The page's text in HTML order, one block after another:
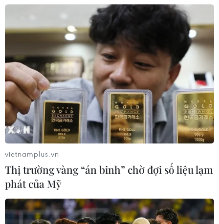
TIN LIÊN QUAN
vietnamplus.vn
Thị trường vàng “án binh” chờ đợi số liệu lạm
phát của Mỹ